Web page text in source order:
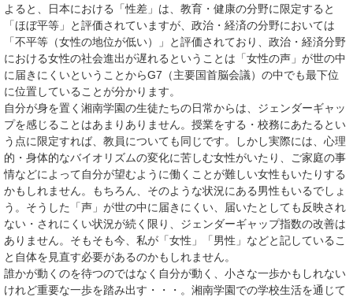
よると、日本における「性差」は、教育・健康の分野に限定すると
「ほぼ平等」と評価されていますが、政治・経済の分野においては
「不平等（女性の地位が低い）」と評価されており、政治・経済分野
における女性の社会進出が遅れるということは「女性の声」が世の中
に届きにくいということからG7（主要国首脳会議）の中でも最下位
に位置していることが分かります。
自分が身を置く湘南学園の生徒たちの日常からは、ジェンダーギャッ
プを感じることはあまりありません。授業をする・校務にあたるとい
う点に限定すれば、教員についても同じです。しかし実際には、心理
的・身体的なバイオリズムの変化に苦しむ女性がいたり、ご家庭の事
情などによって自分が望むように働くことが難しい女性もいたりする
かもしれません。もちろん、そのような状況にある男性もいるでしょ
う。そうした「声」が世の中に届きにくい、届いたとしても反映され
ない・されにくい状況が続く限り、ジェンダーギャップ指数の改善は
ありません。そもそも今、私が「女性」「男性」などと記しているこ
と自体を見直す必要があるのかもしれません。
誰かが動くのを待つのではなく自分が動く、小さな一歩かもしれない
けれど重要な一歩を踏み出す・・・。湘南学園での学校生活を通じて